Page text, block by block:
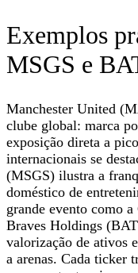
Exemplos
MSGS e
Manchester United
clube global: marca
exposição direta a
internacionais se
(MSGS) ilustra a
doméstico de
grande evento como
Braves Holdings
valorização de ativos
a arenas. Cada ticker